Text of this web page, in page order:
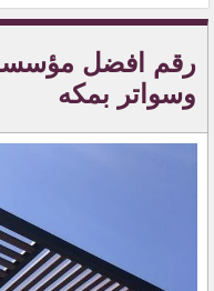
رقم افضل
وسواتر بمكه